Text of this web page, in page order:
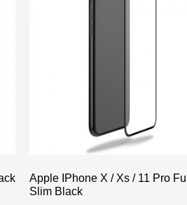
Apple IPhone X / Xs / 11 Pro Full
Slim Black